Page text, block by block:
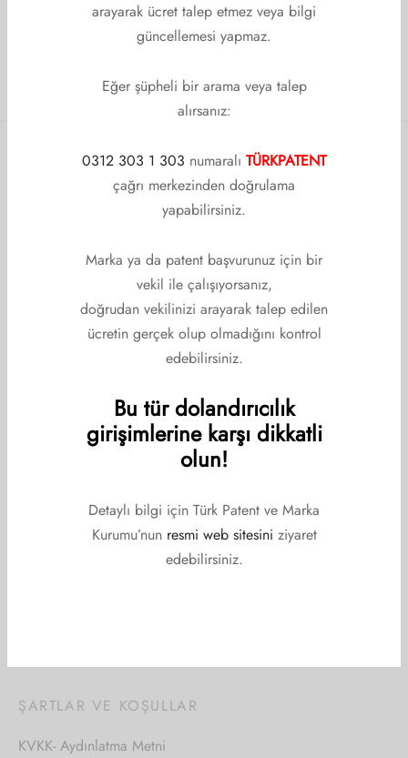
arayarak ücret talep etmez veya bilgi
güncellemesi yapmaz.
Eğer şüpheli bir arama veya talep
alırsanız:
0312 303 1 303 numaralı TÜRKPATENT
çağrı merkezinden doğrulama
yapabilirsiniz.
Marka ya da patent başvurunuz için bir
vekil ile çalışıyorsanız,
doğrudan vekilinizi arayarak talep edilen
ücretin gerçek olup olmadığını kontrol
edebilirsiniz.
Bu tür dolandırıcılık
girişimlerine karşı dikkatli
olun!
Detaylı bilgi için Türk Patent ve Marka
Kurumu’nun resmi web sitesini ziyaret
edebilirsiniz.
DIĞERLERINI GÖSTER
Hakkımızda
Yönetim Kurulu
Denetim Kurulu
DUYURULAR
ŞARTLAR VE KOŞULLAR
KVKK- Aydınlatma Metni